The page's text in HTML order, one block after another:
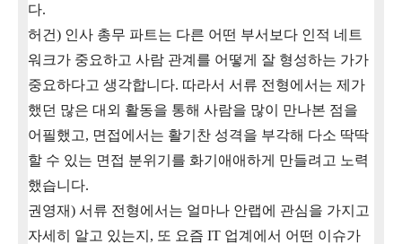
다.
허건) 인사 총무 파트는 다른 어떤 부서보다 인적 네트
워크가 중요하고 사람 관계를 어떻게 잘 형성하는 가가
중요하다고 생각합니다. 따라서 서류 전형에서는 제가
했던 많은 대외 활동을 통해 사람을 많이 만나본 점을
어필했고, 면접에서는 활기찬 성격을 부각해 다소 딱딱
할 수 있는 면접 분위기를 화기애애하게 만들려고 노력
했습니다.
권영재) 서류 전형에서는 얼마나 안랩에 관심을 가지고
자세히 알고 있는지 , 또 요즘 IT 업계에서 어떤 이슈가